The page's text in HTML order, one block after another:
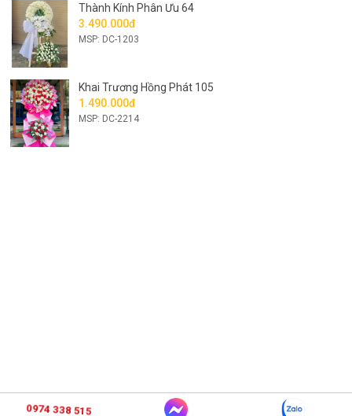
Thành Kính Phân Ưu 64
3.490.000đ
MSP: DC-1203
Khai Trương Hồng Phát 105
1.490.000đ
MSP: DC-2214
0974 338 515